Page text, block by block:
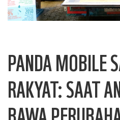
PANDA MOBILE
RAKYAT: SAAT